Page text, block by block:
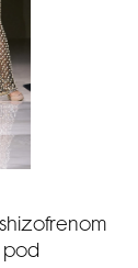
pod